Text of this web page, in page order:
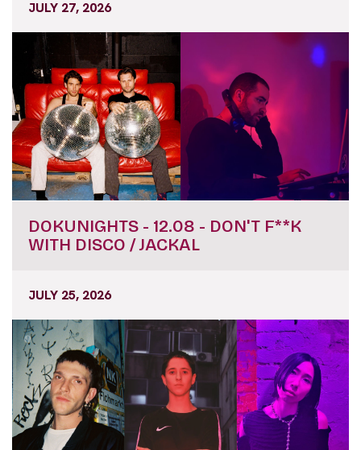
JULY 27, 2026
DOKUNIGHTS - 12.08 - DON'T F**K
WITH DISCO / JACKAL
JULY 25, 2026